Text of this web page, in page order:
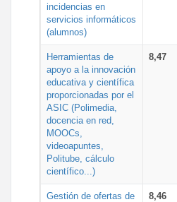
incidencias en
servicios informáticos
(alumnos)
Herramientas de
apoyo a la innovación
educativa y científica
proporcionadas por el
ASIC (Polimedia,
docencia en red,
MOOCs,
videoapuntes,
Politube, cálculo
científico...)
8,47
Gestión de ofertas de
8,46